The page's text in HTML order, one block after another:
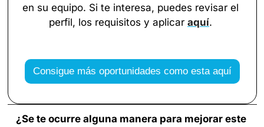
en su equipo. Si te interesa, puedes revisar el
perfil, los requisitos y aplicar aquí.
Consigue más oportunidades como esta aquí
¿Se te ocurre alguna manera para mejorar este